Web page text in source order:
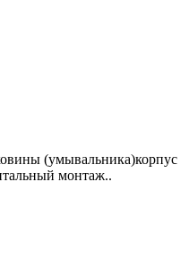
(умывальника)корпус
монтаж..